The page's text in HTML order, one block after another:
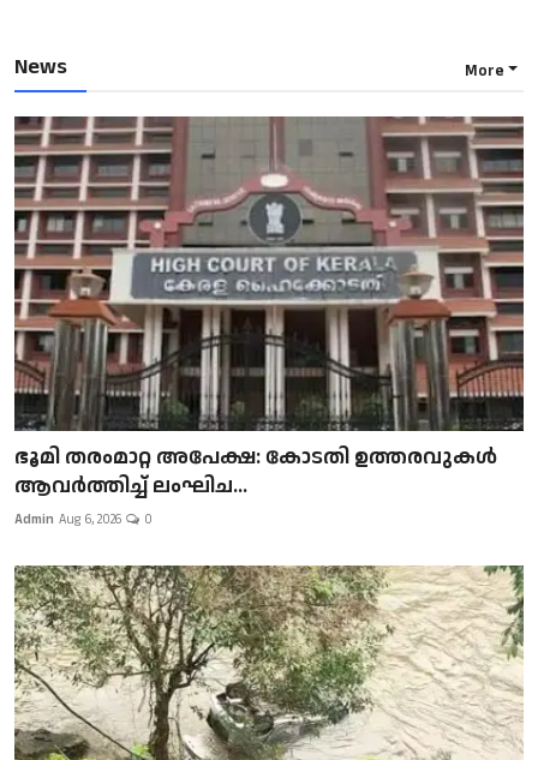
News More
ഭൂമി തരംമാറ്റ അപേക്ഷ: കോടതി ഉത്തരവുകൾ
ആവർത്തിച്ച് ലംഘിച...
Admin Aug 6, 2026 0